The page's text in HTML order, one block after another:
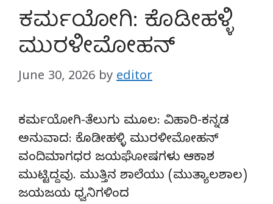
ಕರ್ಮಯೋಗಿ: ಕೊಡೀಹಳ್ಳಿ
ಮುರಳೀಮೋಹನ್
June 30, 2026 by editor
ಕರ್ಮಯೋಗಿ-ತೆಲುಗು ಮೂಲ: ವಿಹಾರಿ-ಕನ್ನಡ
ಅನುವಾದ: ಕೊಡೀಹಳ್ಳಿ ಮುರಳೀಮೋಹನ್
ವಂದಿಮಾಗಧರ ಜಯಘೋಷಗಳು ಆಕಾಶ
ಮುಟ್ಟಿದ್ದವು. ಮುತ್ತಿನ ಶಾಲೆಯು (ಮುತ್ಯಾಲಶಾಲ)
ಜಯಜಯ ಧ್ವನಿಗಳಿಂದ